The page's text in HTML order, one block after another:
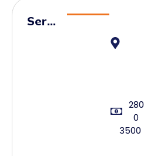
Servi
280
0
3500